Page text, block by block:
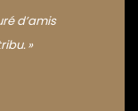
d’amis
»